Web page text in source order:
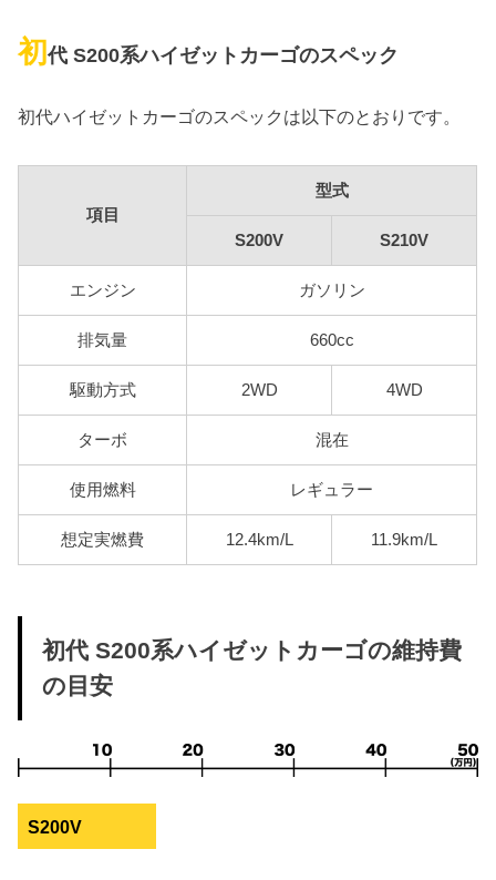
初代 S200系ハイゼットカーゴのスペック
初代ハイゼットカーゴのスペックは以下のとおりです。
項目
型式
S200V S210V
エンジン ガソリン
排気量 660cc
駆動方式 2WD 4WD
ターボ 混在
使用燃料 レギュラー
想定実燃費 12.4km/L 11.9km/L
初代 S200系ハイゼットカーゴの維持費
の目安
S200V